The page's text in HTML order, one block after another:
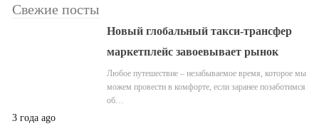
Свежие посты
Новый глобальный такси-трансфер
маркетплейс завоевывает рынок
Любое путешествие – незабываемое время, которое мы
можем провести в комфорте, если заранее позаботимся
об…
3 года ago